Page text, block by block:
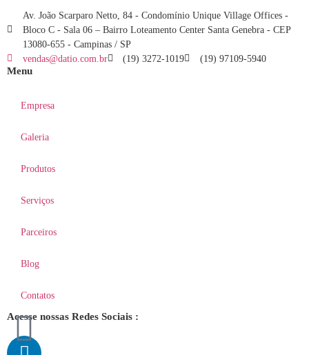
Av. João Scarparo Netto, 84 - Condomínio Unique Village Offices -
Bloco C - Sala 06 – Bairro Loteamento Center Santa Genebra - CEP
13080-655 - Campinas / SP
vendas@datio.com.br
(19) 3272-1019 (19) 97109-5940
Menu
Empresa
Galeria
Produtos
Serviços
Parceiros
Blog
Contatos
Acesse nossas Redes Sociais :